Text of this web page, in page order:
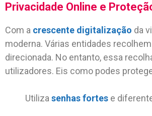
Privacidade Online e
Com a crescente digitalização da
moderna. Várias entidades recolhem
direcionada. No entanto, essa
utilizadores. Eis como podes
Utiliza senhas fortes e